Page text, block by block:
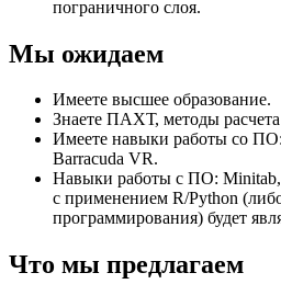
пограничного слоя.
Мы ожидаем
Имеете высшее образование.
Знаете ПАХТ, методы
Имеете навыки работы со
Barracuda VR.
Навыки работы с ПО:
с применением R/Python
программирования) будет
Что мы предлагаем